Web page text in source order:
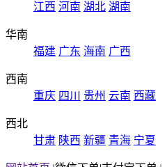
江西 河南 湖北 湖南
华南
福建 广东 海南 广西
西南
重庆 四川 贵州 云南 西藏
西北
甘肃 陕西 新疆 青海 宁夏